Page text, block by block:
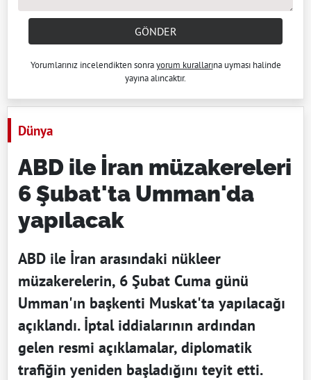
GÖNDER
Yorumlarınız incelendikten sonrayorum kurallarına uyması halinde
yayına alıncaktır.
Dünya
ABD ile İran müzakereleri
6 Şubat'ta Umman'da
yapılacak
ABD ile İran arasındaki nükleer
müzakerelerin, 6 Şubat Cuma günü
Umman'ın başkenti Muskat'ta yapılacağı
açıklandı. İptal iddialarının ardından
gelen resmi açıklamalar, diplomatik
trafiğin yeniden başladığını teyit etti.